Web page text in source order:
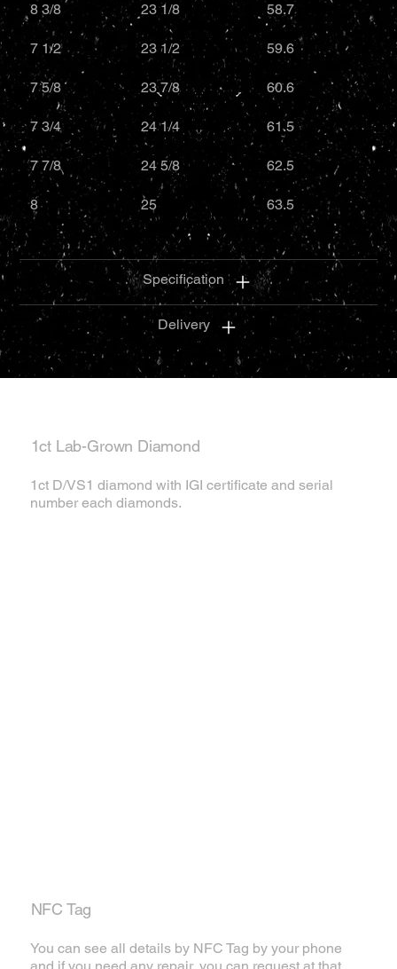
1ct Lab-Grown Diamond
1ct D/VS1 diamond with IGI certificate and serial
number each diamonds.
NFC Tag
You can see all details by NFC Tag by your phone
8 3/8 23 1/8 58.7
7 1/2 23 1/2 59.6
7 5/8 23 7/8 60.6
7 3/4 24 1/4 61.5
7 7/8 24 5/8 62.5
8 25 63.5
Specification
Delivery